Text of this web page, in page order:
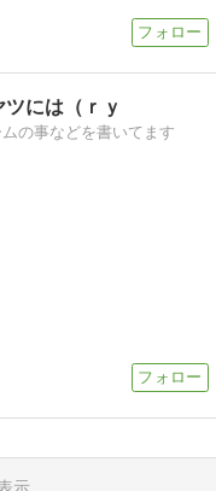
には（ｒｙ
の事などを書いてます